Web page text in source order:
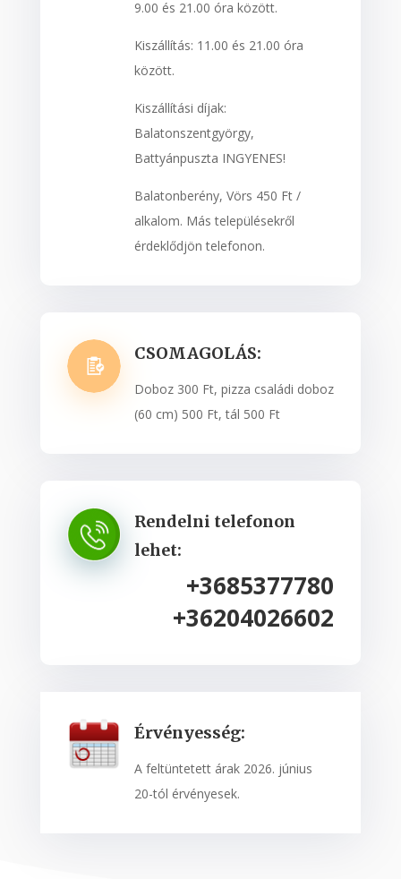
9.00 és 21.00 óra között.
Kiszállítás: 11.00 és 21.00 óra
között.
Kiszállítási díjak:
Balatonszentgyörgy,
Battyánpuszta INGYENES!
Balatonberény, Vörs 450 Ft /
alkalom. Más településekről
érdeklődjön telefonon.
CSOMAGOLÁS:
Doboz 300 Ft, pizza családi doboz
(60 cm) 500 Ft, tál 500 Ft
Rendelni telefonon
lehet:
+3685377780
+36204026602
Érvényesség:
A feltüntetett árak 2026. június
20-tól érvényesek.